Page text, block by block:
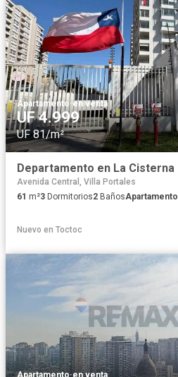
Apartamento·en venta
UF 4.999
UF 81/m²
Departamento en La Cisterna
Avenida Central, Villa Portales
61 m²3 Dormitorios2 BañosApartamento
Nuevo en Toctoc
Apartamento·en venta